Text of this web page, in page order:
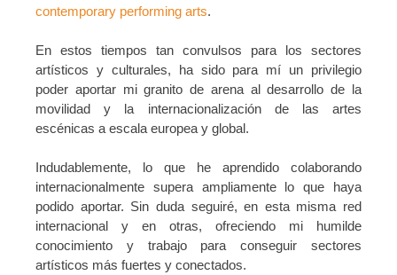
contemporary performing arts.
En estos tiempos tan convulsos para los sectores
artísticos y culturales, ha sido para mí un privilegio
poder aportar mi granito de arena al desarrollo de la
movilidad y la internacionalización de las artes
escénicas a escala europea y global.
Indudablemente, lo que he aprendido colaborando
internacionalmente supera ampliamente lo que haya
podido aportar. Sin duda seguiré, en esta misma red
internacional y en otras, ofreciendo mi humilde
conocimiento y trabajo para conseguir sectores
artísticos más fuertes y conectados.